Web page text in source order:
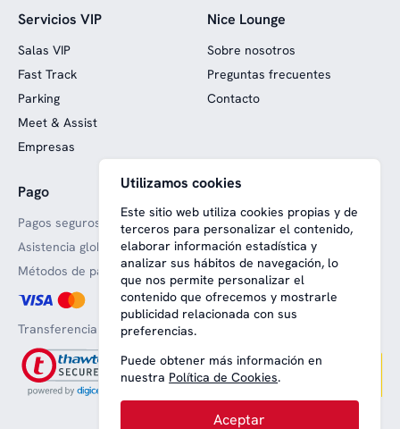
Servicios VIP
Salas VIP
Fast Track
Parking
Meet & Assist
Empresas
Nice Lounge
Sobre nosotros
Preguntas frecuentes
Contacto
Pago
Pagos seguros
Asistencia global
Métodos de pago aceptado
Transferencia bancaria
Web financiada con fondos
europeos
Utilizamos cookies
Este sitio web utiliza cookies propias y de
terceros para personalizar el contenido,
elaborar información estadística y
analizar sus hábitos de navegación, lo
que nos permite personalizar el
contenido que ofrecemos y mostrarle
publicidad relacionada con sus
preferencias.
Puede obtener más información en
nuestra Política de Cookies.
Aceptar